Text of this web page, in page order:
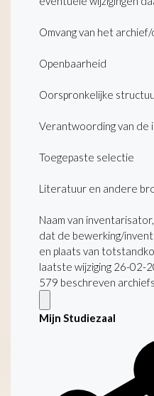
Omvang van het
Openbaarheid
Oorspronkelijke
Verantwoording van de
Toegepaste selectie
Literatuur en andere
Naam van
dat de bewerking/
en plaats van
laatste wijziging 26-02-
579 beschreven
Mijn Studiezaal